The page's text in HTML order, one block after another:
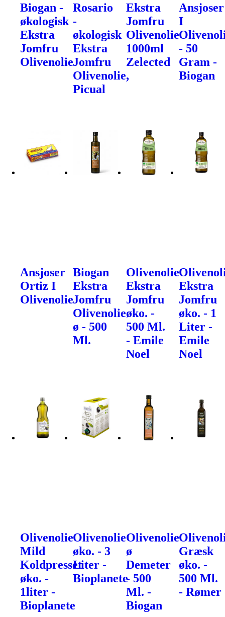
Biogan -
økologisk
Ekstra
Jomfru
Olivenolie
Rosario
-
økologisk
Ekstra
Jomfru
Olivenolie,
Picual
Ekstra
Jomfru
Olivenolie
1000ml
Zelected
Ansjoser
I
- 50
Gram -
Biogan
Ansjoser
Ortiz I
Olivenolie
Biogan
Ekstra
Jomfru
Olivenolie
ø - 500
Ml.
Olivenolie
Ekstra
Jomfru
øko. -
500 Ml.
- Emile
Noel
Ekstra
Jomfru
øko. - 1
Liter -
Emile
Noel
Olivenolie
Mild
Koldpresset
øko. -
1liter -
Bioplanete
Olivenolie
øko. - 3
Liter -
Bioplanete
Olivenolie
ø
Demeter
- 500
Ml. -
Biogan
Græsk
øko. -
500 Ml.
- Rømer